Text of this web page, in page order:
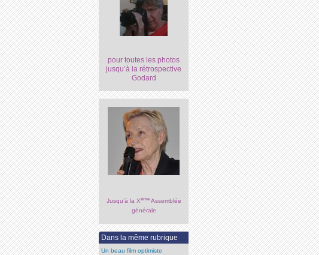
pour toutes les photos
jusqu’à la rétrospective
Godard
Jusqu’à la XèmeAssemblée
générale
Dans la même rubrique
Un beau film optimiste